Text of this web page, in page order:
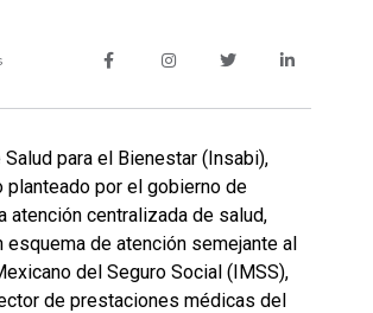
para el Bienestar (Insabi),
planteado por el gobierno de
atención centralizada de salud,
esquema de atención semejante al
del Seguro Social (IMSS),
de prestaciones médicas del